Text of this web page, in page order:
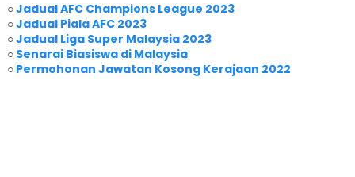
○Jadual AFC Champions League 2023
○Jadual Piala AFC 2023
○Jadual Liga Super Malaysia 2023
○ Senarai Biasiswa di Malaysia
○ Permohonan Jawatan Kosong Kerajaan 2022